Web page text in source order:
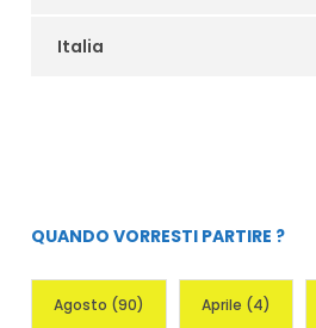
Italia
QUANDO VORRESTI PARTIRE ?
Agosto (90) Aprile (4)